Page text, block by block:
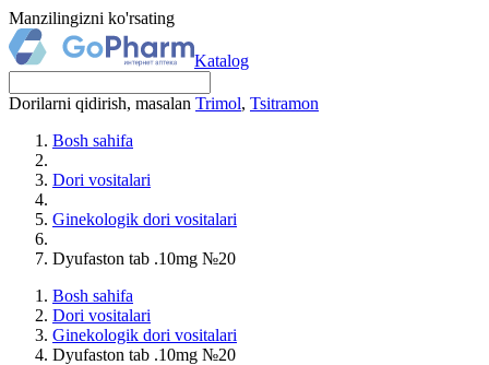
Manzilingizni ko'rsating
Katalog
Dorilarni qidirish, masalan Trimol, Tsitramon
Bosh sahifa
Dori vositalari
Ginekologik dori vositalari
Dyufaston tab .10mg №20
Bosh sahifa
Dori vositalari
Ginekologik dori vositalari
Dyufaston tab .10mg №20